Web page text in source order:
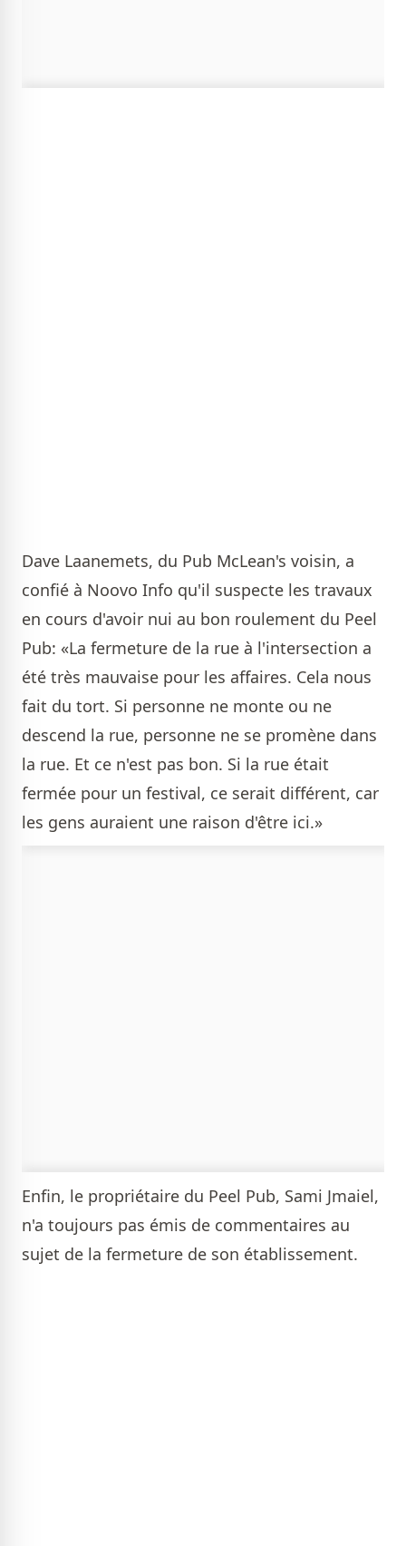
Dave Laanemets, du Pub McLean's voisin, a
confié à Noovo Info qu'il suspecte les travaux
en cours d'avoir nui au bon roulement du Peel
Pub: «La fermeture de la rue à l'intersection a
été très mauvaise pour les affaires. Cela nous
fait du tort. Si personne ne monte ou ne
descend la rue, personne ne se promène dans
la rue. Et ce n'est pas bon. Si la rue était
fermée pour un festival, ce serait différent, car
les gens auraient une raison d'être ici.»
Enfin, le propriétaire du Peel Pub, Sami Jmaiel,
n'a toujours pas émis de commentaires au
sujet de la fermeture de son établissement.